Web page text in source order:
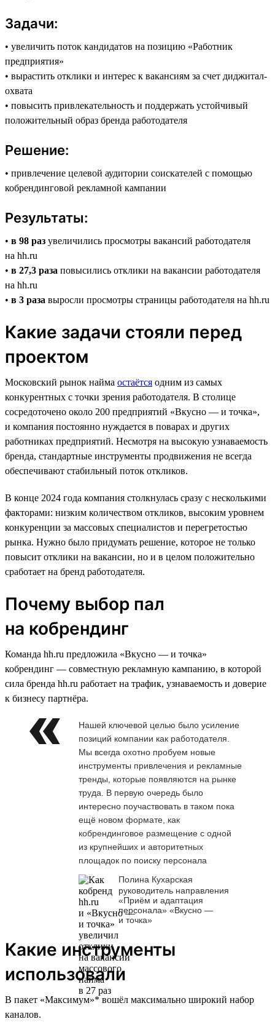
Задачи:
• увеличить поток кандидатов на позицию «Работник
предприятия»
• вырастить отклики и интерес к вакансиям за счет диджитал-
охвата
• повысить привлекательность и поддержать устойчивый
положительный образ бренда работодателя
Решение:
• привлечение целевой аудитории соискателей с помощью
кобрендинговой рекламной кампании
Результаты:
• в 98 раз увеличились просмотры вакансий работодателя
на hh.ru
• в 27,3 раза повысились отклики на вакансии работодателя
на hh.ru
• в 3 раза выросли просмотры страницы работодателя на hh.ru
Какие задачи стояли перед
проектом
Московский рынок найма остаётся одним из самых
конкурентных с точки зрения работодателя. В столице
сосредоточено около 200 предприятий «Вкусно — и точка»,
и компания постоянно нуждается в поварах и других
работниках предприятий. Несмотря на высокую узнаваемость
бренда, стандартные инструменты продвижения не всегда
обеспечивают стабильный поток откликов.
В конце 2024 года компания столкнулась сразу с несколькими
факторами: низким количеством откликов, высоким уровнем
конкуренции за массовых специалистов и перегретостью
рынка. Нужно было придумать решение, которое не только
повысит отклики на вакансии, но и в целом положительно
сработает на бренд работодателя.
Почему выбор пал
на кобрендинг
Команда hh.ru предложила «Вкусно — и точка»
кобрендинг — совместную рекламную кампанию, в которой
сила бренда hh.ru работает на трафик, узнаваемость и доверие
к бизнесу партнёра.
Нашей ключевой целью было усиление
позиций компании как работодателя.
Мы всегда охотно пробуем новые
инструменты привлечения и рекламные
тренды, которые появляются на рынке
труда. В первую очередь было
интересно поучаствовать в таком пока
ещё новом формате, как
кобрендинговое размещение с одной
из крупнейших и авторитетных
площадок по поиску персонала
Полина Кухарская
руководитель направления
«Приём и адаптация
персонала» «Вкусно —
и точка»
Какие инструменты
использовали
В пакет «Максимум»* вошёл максимально широкий набор
каналов.